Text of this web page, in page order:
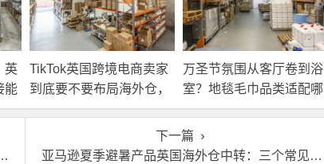
英
能
TikTok英国跨境电商卖家
到底要不要布局海外仓，
海外仓优势分析！
万圣节氛围从客厅卷到浴
室？地毯毛巾品类适配哪
些海外仓服务？
下一篇
亚马逊夏季避暑产品英国海外仓中转：三个常见坑点与规避建议